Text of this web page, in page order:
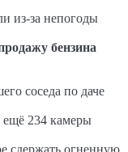
из-за непогоды
бензина
соседа по даче
ещё 234 камеры
сдержать огненную